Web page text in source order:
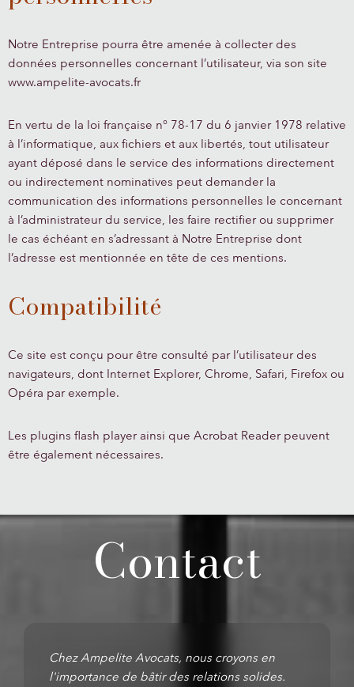
Notre Entreprise pourra être amenée à collecter des
données personnelles concernant l’utilisateur, via son site
www.ampelite-avocats.fr
En vertu de la loi française n° 78-17 du 6 janvier 1978 relative
à l’informatique, aux fichiers et aux libertés, tout utilisateur
ayant déposé dans le service des informations directement
ou indirectement nominatives peut demander la
communication des informations personnelles le concernant
à l’administrateur du service, les faire rectifier ou supprimer
le cas échéant en s’adressant à Notre Entreprise dont
l’adresse est mentionnée en tête de ces mentions.
Compatibilité
Ce site est conçu pour être consulté par l’utilisateur des
navigateurs, dont Internet Explorer, Chrome, Safari, Firefox ou
Opéra par exemple.
Les plugins flash player ainsi que Acrobat Reader peuvent
être également nécessaires.
Contact
Chez Ampelite Avocats, nous croyons en
l'importance de bâtir des relations solides.